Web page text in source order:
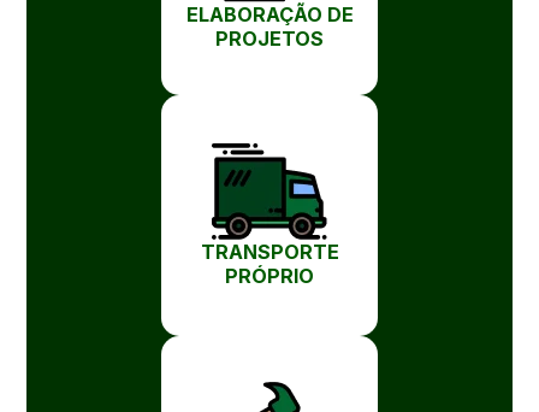
ELABORAÇÃO DE
PROJETOS
TRANSPORTE
PRÓPRIO